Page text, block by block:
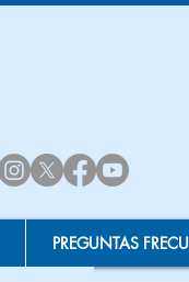
PREGUNTAS